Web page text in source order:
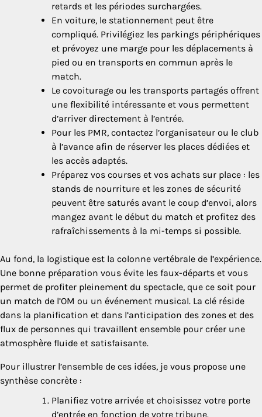
retards et les périodes surchargées.
En voiture, le stationnement peut être
compliqué. Privilégiez les parkings périphériques
et prévoyez une marge pour les déplacements à
pied ou en transports en commun après le
match.
Le covoiturage ou les transports partagés offrent
une flexibilité intéressante et vous permettent
d’arriver directement à l’entrée.
Pour les PMR, contactez l’organisateur ou le club
à l’avance afin de réserver les places dédiées et
les accès adaptés.
Préparez vos courses et vos achats sur place : les
stands de nourriture et les zones de sécurité
peuvent être saturés avant le coup d’envoi, alors
mangez avant le début du match et profitez des
rafraîchissements à la mi-temps si possible.
Au fond, la logistique est la colonne vertébrale de l’expérience.
Une bonne préparation vous évite les faux-départs et vous
permet de profiter pleinement du spectacle, que ce soit pour
un match de l’OM ou un événement musical. La clé réside
dans la planification et dans l’anticipation des zones et des
flux de personnes qui travaillent ensemble pour créer une
atmosphère fluide et satisfaisante.
Pour illustrer l’ensemble de ces idées, je vous propose une
synthèse concrète :
Planifiez votre arrivée et choisissez votre porte
d’entrée en fonction de votre tribune.